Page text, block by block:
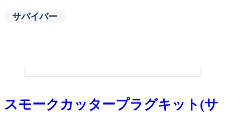
サバイバー
スモークカッタープラグキット(サ